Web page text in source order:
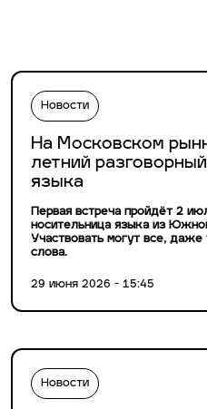
Новости
На Московском
летний
языка
Первая встреча пройдёт 2
носительница языка из
Участвовать могут все,
слова.
29 июня 2026 - 15:45
Новости